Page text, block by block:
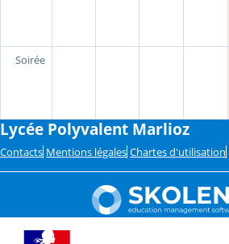
Soirée
Lycée Polyvalent Marlioz
Contacts Mentions légales Chartes d'utilisation